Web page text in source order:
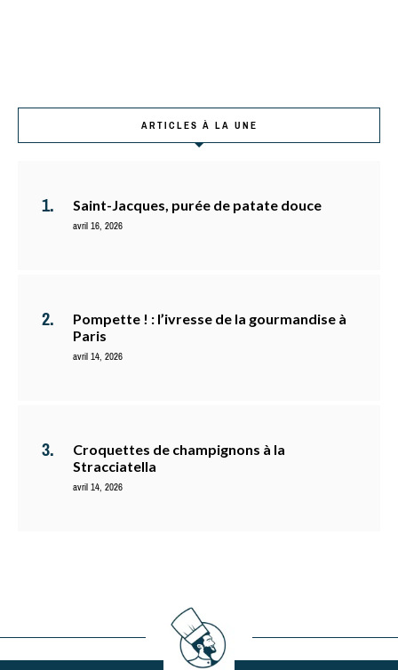
ARTICLES À LA UNE
Saint-Jacques, purée de patate douce
avril 16, 2026
Pompette ! : l’ivresse de la gourmandise à
Paris
avril 14, 2026
Croquettes de champignons à la
Stracciatella
avril 14, 2026